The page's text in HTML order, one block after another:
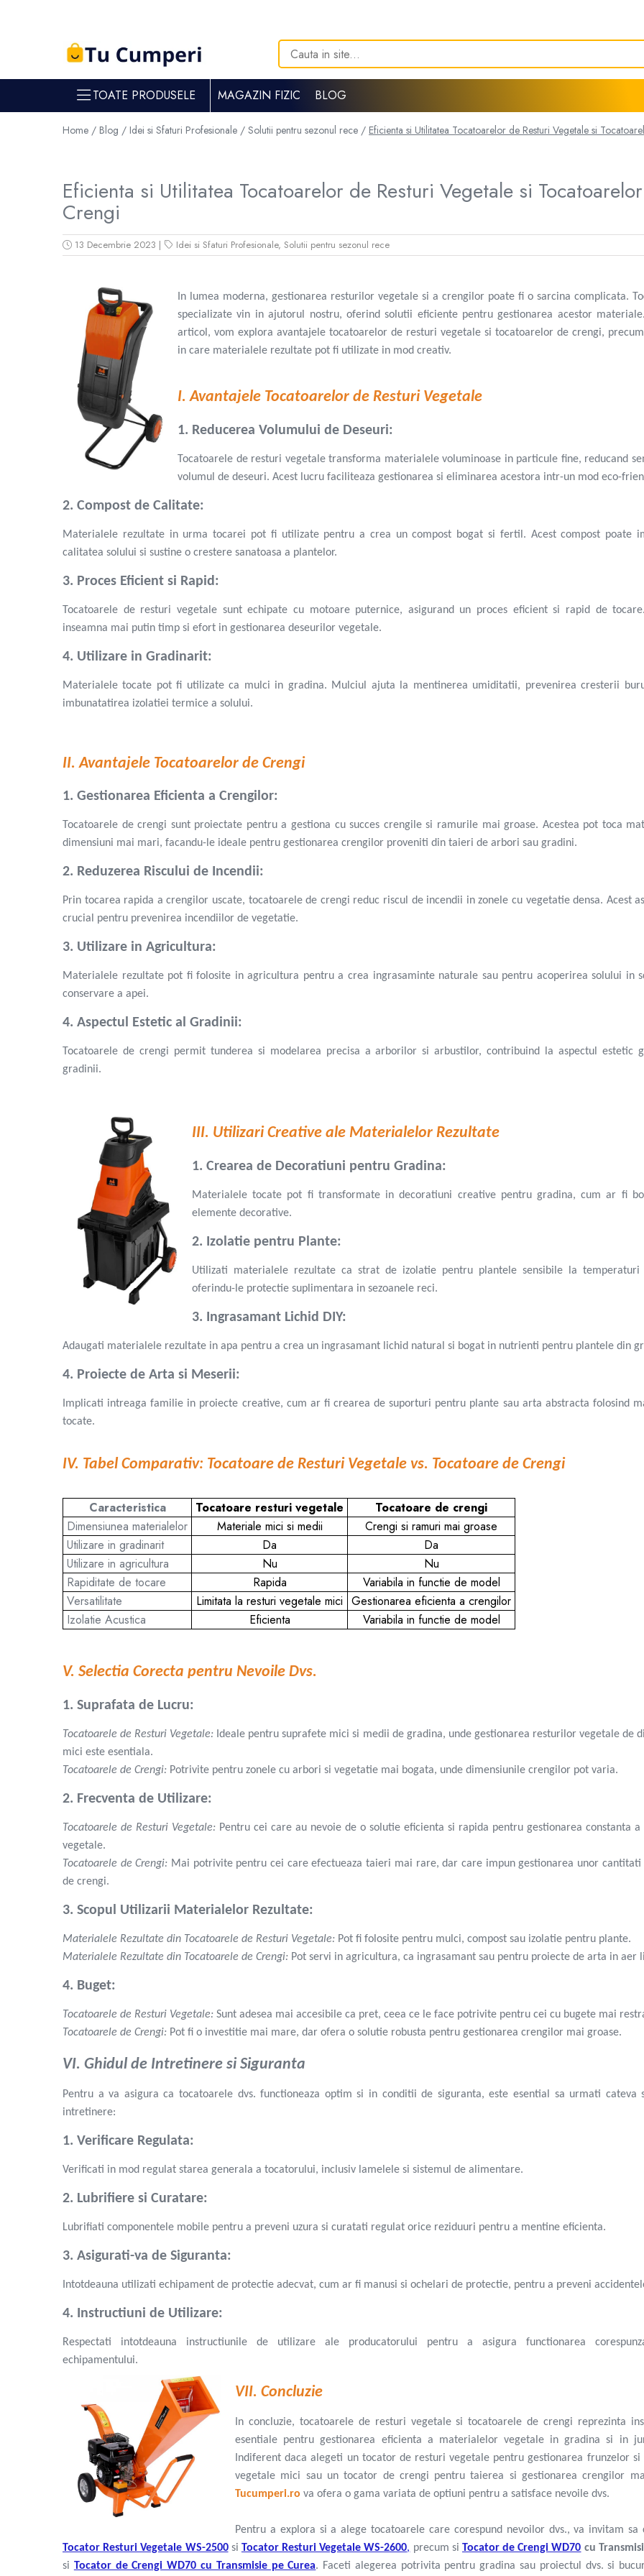
Toate Produsele
Gradina & gospodarie
Intretinere spatii verzi
Masini de tuns iarba
Foarfece electrice spatii verzi
Piese si accesorii masina de tuns iarba
Accesorii si piese motocositori
Roboti de tuns gazonul
Tocatoare de vegetatie
Tractorase de taiat vegetatie
Tractorase de tuns gazonul
Motocultoare si motosape
Pluguri motocultoare si motosape
Piese de schimb motocultoare, motosape
Accesorii motosape si motocultoare
Mori, tocatoare si zdrobitori
Batoze & desfacatoare porumb
Tocatoare fructe & legume
Mori cereale si furaje
Teascuri struguri
Despicator lemne
Razatoare fructe & legume
Tocatoare furaje & siscornite
Motocoase 4 timpi
Tractoare si minitractoare
Minitractoare
Accesorii pentru minitractoare
Pompe si sisteme de irigat
Pompe submersibile apa murdara
Pompe suprafata
Furtun gradina
Conectori & accesorii furtun gradina
Piese si accesorii pompe stropit
Piese si accesorii hidrofor
Piese si accesorii pompe submersibile
Piese si accesorii pompe de suprafata
Piese si accesorii motopompe
Accesorii banda picurare
Accesorii tub picurare
Rezervoare colectare apa
Fierastraie lemn
Foarfece gradina & vie
Furci si cultivatoare
Pene pentru despicat
Masini de tocat carnea manuale
Accesorii gaz
Arzatoare & pirostrii gaz
Drujbe si accesorii
Drujbe benzina
Drujbe electrice
Lanturi drujba
Piese de schimb drujba
Utilaje pentru sapat si arat
Motoburghie & motosfredele
Masini de sapat santuri
Casute de gradina
Scule & unelte
Masini de gaurit si insurubat
Ciocane rotopercutoare
Masini de slefuit si rindele
Fierastraie pendulare
Mixere electrice
Polizoare de banc
Pistoale electrice pentru vopsit
Pistoale cu aer cald
Masini de frezat
Incarcatoare acumulator
Accesorii masina insurubat
Masina multifunctionala
Pistoale de impact electrice
Aparate sudura tip MMA/MIG/MAG
Accesorii sudura & lipire
Masti de protectie sudura
Scule instalatori
Rezerve buteli gaz
TOATE PRODUSELE MAGAZIN FIZIC BLOG
Home / Blog / Idei si Sfaturi Profesionale / Solutii pentru sezonul rece / Eficienta si Utilitatea Tocatoarelor de Resturi Vegetale si
Eficienta si Utilitatea Tocatoarelor de Resturi Vegetale si
Crengi
13 Decembrie 2023 | Idei si Sfaturi Profesionale, Solutii pentru sezonul rece
In lumea moderna, gestionarea resturilor vegetale si a crengilor poate fi o sarcina complicata.
specializate vin in ajutorul nostru, oferind solutii eficiente pentru gestionarea acestor
articol, vom explora avantajele tocatoarelor de resturi vegetale si tocatoarelor de crengi, precum
in care materialele rezultate pot fi utilizate in mod creativ.
I. Avantajele Tocatoarelor de Resturi Vegetale
1. Reducerea Volumului de Deseuri:
Tocatoarele de resturi vegetale transforma materialele voluminoase in particule fine, reducand
volumul de deseuri. Acest lucru faciliteaza gestionarea si eliminarea acestora intr-un mod eco-
2. Compost de Calitate:
Materialele rezultate in urma tocarei pot fi utilizate pentru a crea un compost bogat si fertil. Acest compost poate
calitatea solului si sustine o crestere sanatoasa a plantelor.
3. Proces Eficient si Rapid:
Tocatoarele de resturi vegetale sunt echipate cu motoare puternice, asigurand un proces eficient si rapid de
inseamna mai putin timp si efort in gestionarea deseurilor vegetale.
4. Utilizare in Gradinarit:
Materialele tocate pot fi utilizate ca mulci in gradina. Mulciul ajuta la mentinerea umiditatii, prevenirea cresterii
imbunatatirea izolatiei termice a solului.
II. Avantajele Tocatoarelor de Crengi
1. Gestionarea Eficienta a Crengilor:
Tocatoarele de crengi sunt proiectate pentru a gestiona cu succes crengile si ramurile mai groase. Acestea pot toca
dimensiuni mai mari, facandu-le ideale pentru gestionarea crengilor proveniti din taieri de arbori sau gradini.
2. Reduzerea Riscului de Incendii:
Prin tocarea rapida a crengilor uscate, tocatoarele de crengi reduc riscul de incendii in zonele cu vegetatie densa. Acest
crucial pentru prevenirea incendiilor de vegetatie.
3. Utilizare in Agricultura:
Materialele rezultate pot fi folosite in agricultura pentru a crea ingrasaminte naturale sau pentru acoperirea solului in
conservare a apei.
4. Aspectul Estetic al Gradinii:
Tocatoarele de crengi permit tunderea si modelarea precisa a arborilor si arbustilor, contribuind la aspectul estetic
gradinii.
III. Utilizari Creative ale Materialelor Rezultate
1. Crearea de Decoratiuni pentru Gradina:
Materialele tocate pot fi transformate in decoratiuni creative pentru gradina, cum ar fi
elemente decorative.
2. Izolatie pentru Plante:
Utilizati materialele rezultate ca strat de izolatie pentru plantele sensibile la temperaturi
oferindu-le protectie suplimentara in sezoanele reci.
3. Ingrasamant Lichid DIY:
Adaugati materialele rezultate in apa pentru a crea un ingrasamant lichid natural si bogat in nutrienti pentru plantele din
4. Proiecte de Arta si Meserii:
Implicati intreaga familie in proiecte creative, cum ar fi crearea de suporturi pentru plante sau arta abstracta folosind
tocate.
IV. Tabel Comparativ: Tocatoare de Resturi Vegetale vs. Tocatoare de Crengi
Caracteristica Tocatoare resturi vegetale
Tocatoare de crengi
Dimensiunea materialelor
Materiale mici si medii
Crengi si ramuri mai groase
Utilizare in gradinarit
Da
Da
Utilizare in agricultura
Nu
Nu
Rapiditate de tocare
Rapida
Variabila in functie de model
Versatilitate
Limitata la resturi vegetale mici Gestionarea eficienta a crengilor
Izolatie Acustica
Eficienta Variabila in functie de model
V. Selectia Corecta pentru Nevoile Dvs.
1. Suprafata de Lucru:
Tocatoarele de Resturi Vegetale: Ideale pentru suprafete mici si medii de gradina, unde gestionarea resturilor vegetale de
mici este esentiala.
Tocatoarele de Crengi: Potrivite pentru zonele cu arbori si vegetatie mai bogata, unde dimensiunile crengilor pot varia.
2. Frecventa de Utilizare:
Tocatoarele de Resturi Vegetale: Pentru cei care au nevoie de o solutie eficienta si rapida pentru gestionarea constanta
vegetale.
Tocatoarele de Crengi: Mai potrivite pentru cei care efectueaza taieri mai rare, dar care impun gestionarea unor
de crengi.
3. Scopul Utilizarii Materialelor Rezultate:
Materialele Rezultate din Tocatoarele de Resturi Vegetale: Pot fi folosite pentru mulci, compost sau izolatie pentru plante.
Materialele Rezultate din Tocatoarele de Crengi: Pot servi in agricultura, ca ingrasamant sau pentru proiecte de arta in aer
4. Buget:
Tocatoarele de Resturi Vegetale: Sunt adesea mai accesibile ca pret, ceea ce le face potrivite pentru cei cu bugete mai
Tocatoarele de Crengi: Pot fi o investitie mai mare, dar ofera o solutie robusta pentru gestionarea crengilor mai groase.
VI. Ghidul de Intretinere si Siguranta
Pentru a va asigura ca tocatoarele dvs. functioneaza optim si in conditii de siguranta, este esential sa urmati cateva
intretinere:
1. Verificare Regulata:
Verificati in mod regulat starea generala a tocatorului, inclusiv lamelele si sistemul de alimentare.
2. Lubrifiere si Curatare:
Lubrifiati componentele mobile pentru a preveni uzura si curatati regulat orice reziduuri pentru a mentine eficienta.
3. Asigurati-va de Siguranta:
Intotdeauna utilizati echipament de protectie adecvat, cum ar fi manusi si ochelari de protectie, pentru a preveni
4. Instructiuni de Utilizare:
Respectati intotdeauna instructiunile de utilizare ale producatorului pentru a asigura functionarea
echipamentului.
VII. Concluzie
In concluzie, tocatoarele de resturi vegetale si tocatoarele de crengi reprezinta
esentiale pentru gestionarea eficienta a materialelor vegetale in gradina si in
Indiferent daca alegeti un tocator de resturi vegetale pentru gestionarea frunzelor
vegetale mici sau un tocator de crengi pentru taierea si gestionarea crengilor
Tucumperi.ro va ofera o gama variata de optiuni pentru a satisface nevoile dvs.
Pentru a explora si a alege tocatoarele care corespund nevoilor dvs., va invitam sa
Tocator Resturi Vegetale WS-2500si Tocator Resturi Vegetale WS-2600, precum si Tocator de Crengi WD70 cu
si Tocator de Crengi WD70 cu Transmisie pe Curea. Faceti alegerea potrivita pentru gradina sau proiectul dvs. si